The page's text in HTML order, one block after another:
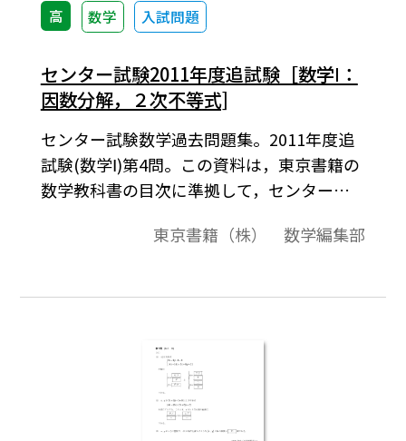
高 数学 入試問題
センター試験2011年度追試験［数学Ⅰ：
因数分解，２次不等式]
センター試験数学過去問題集。2011年度追
試験(数学Ⅰ)第4問。この資料は，東京書籍の
数学教科書の目次に準拠して，センター試
解答で構成されています。東京書籍（株） 数学編集部